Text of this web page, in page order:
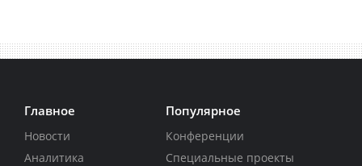
Главное
Новости
Аналитика
Популярное
Конференции
Специальные проекты